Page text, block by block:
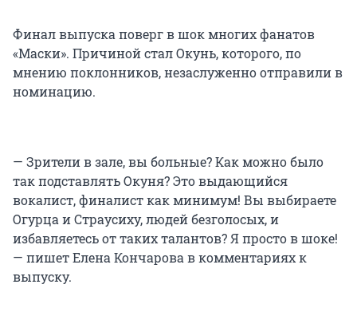
Финал выпуска поверг в шок многих фанатов
«Маски». Причиной стал Окунь, которого, по
мнению поклонников, незаслуженно отправили в
номинацию.
— Зрители в зале, вы больные? Как можно было
так подставлять Окуня? Это выдающийся
вокалист, финалист как минимум! Вы выбираете
Огурца и Страусиху, людей безголосых, и
избавляетесь от таких талантов? Я просто в шоке!
— пишет Елена Кончарова в комментариях к
выпуску.